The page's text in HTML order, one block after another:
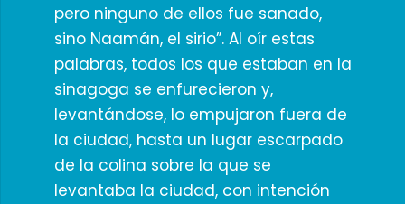
pero ninguno de ellos fue sanado,
sino Naamán, el sirio”. Al oír estas
palabras, todos los que estaban en la
sinagoga se enfurecieron y,
levantándose, lo empujaron fuera de
la ciudad, hasta un lugar escarpado
de la colina sobre la que se
levantaba la ciudad, con intención